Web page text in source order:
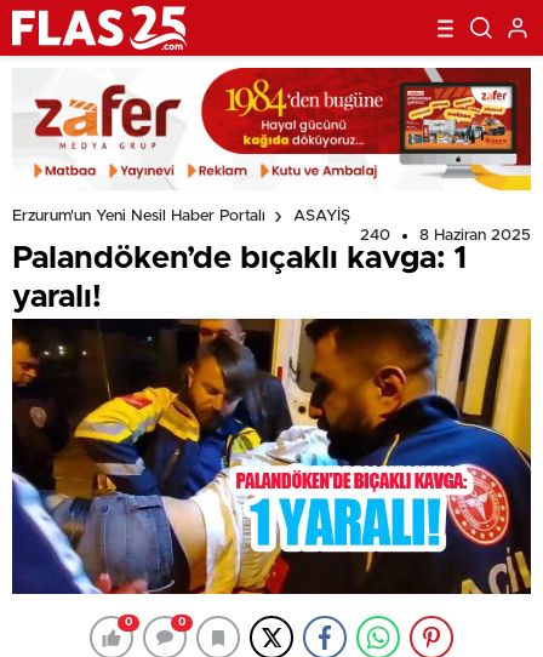
Erzurum'un Yeni Nesil Haber Portalı
ASAYİŞ
240
8 Haziran 2025
Palandöken’de bıçaklı kavga: 1
yaralı!
0 0